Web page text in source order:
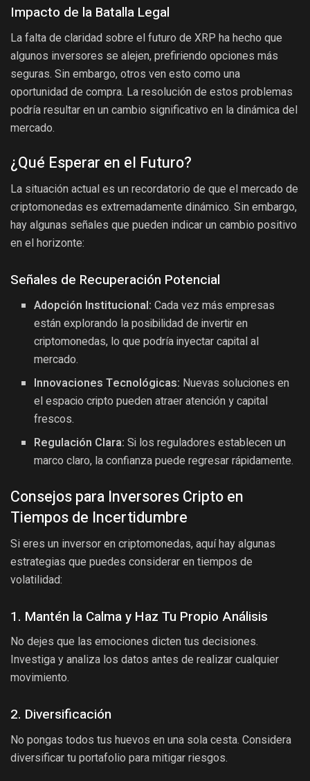
Impacto de la Batalla Legal
La falta de claridad sobre el futuro de XRP ha hecho que
algunos inversores se alejen, prefiriendo opciones más
seguras. Sin embargo, otros ven esto como una
oportunidad de compra. La resolución de estos problemas
podría resultar en un cambio significativo en la dinámica del
mercado.
¿Qué Esperar en el Futuro?
La situación actual es un recordatorio de que el mercado de
criptomonedas es extremadamente dinámico. Sin embargo,
hay algunas señales que pueden indicar un cambio positivo
en el horizonte:
Señales de Recuperación Potencial
Adopción Institucional: Cada vez más empresas
están explorando la posibilidad de invertir en
criptomonedas, lo que podría inyectar capital al
mercado.
Innovaciones Tecnológicas: Nuevas soluciones en
el espacio cripto pueden atraer atención y capital
frescos.
Regulación Clara: Si los reguladores establecen un
marco claro, la confianza puede regresar rápidamente.
Consejos para Inversores Cripto en
Tiempos de Incertidumbre
Si eres un inversor en criptomonedas, aquí hay algunas
estrategias que puedes considerar en tiempos de
volatilidad:
1. Mantén la Calma y Haz Tu Propio Análisis
No dejes que las emociones dicten tus decisiones.
Investiga y analiza los datos antes de realizar cualquier
movimiento.
2. Diversificación
No pongas todos tus huevos en una sola cesta. Considera
diversificar tu portafolio para mitigar riesgos.